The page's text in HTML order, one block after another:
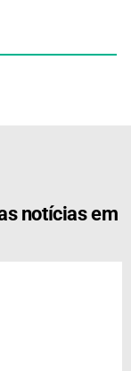
notícias em